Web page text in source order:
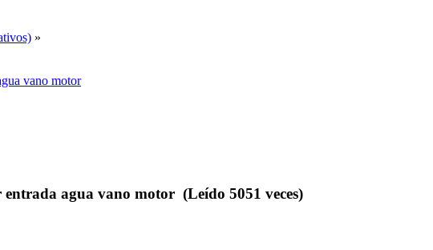
»
vano motor
agua vano motor (Leído 5051 veces)